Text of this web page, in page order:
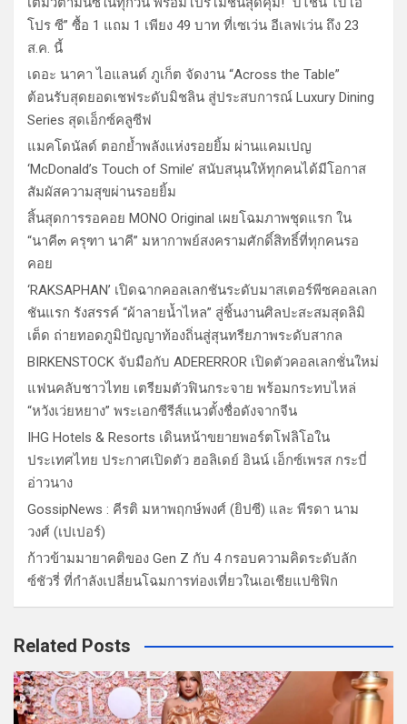
โปร ซี” ซื้อ 1 แถม 1 เพียง 49 บาท ที่เซเว่น อีเลฟเว่น ถึง 23
ส.ค. นี้
เดอะ นาคา ไอแลนด์ ภูเก็ต จัดงาน “Across the Table”
ต้อนรับสุดยอดเชฟระดับมิชลิน สู่ประสบการณ์ Luxury Dining
Series สุดเอ็กซ์คลูซีฟ
แมคโดนัลด์ ตอกย้ำพลังแห่งรอยยิ้ม ผ่านแคมเปญ
‘McDonald’s Touch of Smile’ สนับสนุนให้ทุกคนได้มีโอกาส
สัมผัสความสุขผ่านรอยยิ้ม
สิ้นสุดการรอคอย MONO Original เผยโฉมภาพชุดแรก ใน
“นาคี๓ ครุฑา นาคี” มหากาพย์สงครามศักดิ์สิทธิ์ที่ทุกคนรอ
คอย
‘RAKSAPHAN’ เปิดฉากคอลเลกชันระดับมาสเตอร์พีซคอลเลก
ชันแรก รังสรรค์ “ผ้าลายน้ำไหล” สู่ชิ้นงานศิลปะสะสมสุดลิมิ
เต็ด ถ่ายทอดภูมิปัญญาท้องถิ่นสู่สุนทรียภาพระดับสากล
BIRKENSTOCK จับมือกับ ADERERROR เปิดตัวคอลเลกชั่นใหม่
แฟนคลับชาวไทย เตรียมตัวฟินกระจาย พร้อมกระทบไหล่
“หวังเว่ยหยาง” พระเอกซีรีส์แนวตั้งชื่อดังจากจีน
IHG Hotels & Resorts เดินหน้าขยายพอร์ตโฟลิโอใน
ประเทศไทย ประกาศเปิดตัว ฮอลิเดย์ อินน์ เอ็กซ์เพรส กระบี่
อ่าวนาง
GossipNews : คีรติ มหาพฤกษ์พงศ์ (ยิปซี) และ พีรดา นาม
วงศ์ (เปเปอร์)
ก้าวข้ามมายาคติของ Gen Z กับ 4 กรอบความคิดระดับลัก
ซ์ชัวรี่ ที่กำลังเปลี่ยนโฉมการท่องเที่ยวในเอเชียแปซิฟิก
Related Posts